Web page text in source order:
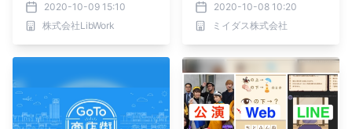
2020-10-09 15:10
株式会社LibWork
2020-10-08 10:20
ミイダス株式会社